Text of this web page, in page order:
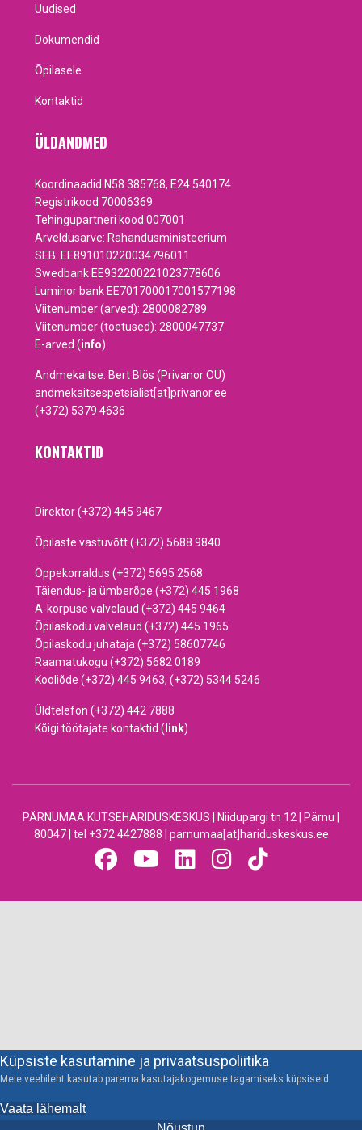
Uudised
Dokumendid
Õpilasele
Kontaktid
ÜLDANDMED
Koordinaadid N58.385768, E24.540174
Registrikood 70006369
Tehingupartneri kood 007001
Arveldusarve: Rahandusministeerium
SEB: EE891010220034796011
Swedbank EE932200221023778606
Luminor bank EE701700017001577198
Viitenumber (arved): 2800082789
Viitenumber (toetused): 2800047737
E-arved (info)
Andmekaitse: Bert Blös (Privanor OÜ)
andmekaitsespetsialist[at]privanor.ee
(+372) 5379 4636
KONTAKTID
Direktor (+372) 445 9467
Õpilaste vastuvõtt (+372) 5688 9840
Õppekorraldus (+372) 5695 2568
Täiendus- ja ümberõpe (+372) 445 1968
A-korpuse valvelaud (+372) 445 9464
Õpilaskodu valvelaud (+372) 445 1965
Õpilaskodu juhataja (+372) 58607746
Raamatukogu (+372) 5682 0189
Kooliõde (+372) 445 9463, (+372) 5344 5246
Üldtelefon (+372) 442 7888
Kõigi töötajate kontaktid ( link)
PÄRNUMAA KUTSEHARIDUSKESKUS | Niidupargi tn 12 | Pärnu |
80047 | tel +372 4427888 | parnumaa[at]hariduskeskus.ee
Küpsiste kasutamine ja privaatsuspoliitika
Meie veebileht kasutab parema kasutajakogemuse tagamiseks küpsiseid
Vaata lähemalt